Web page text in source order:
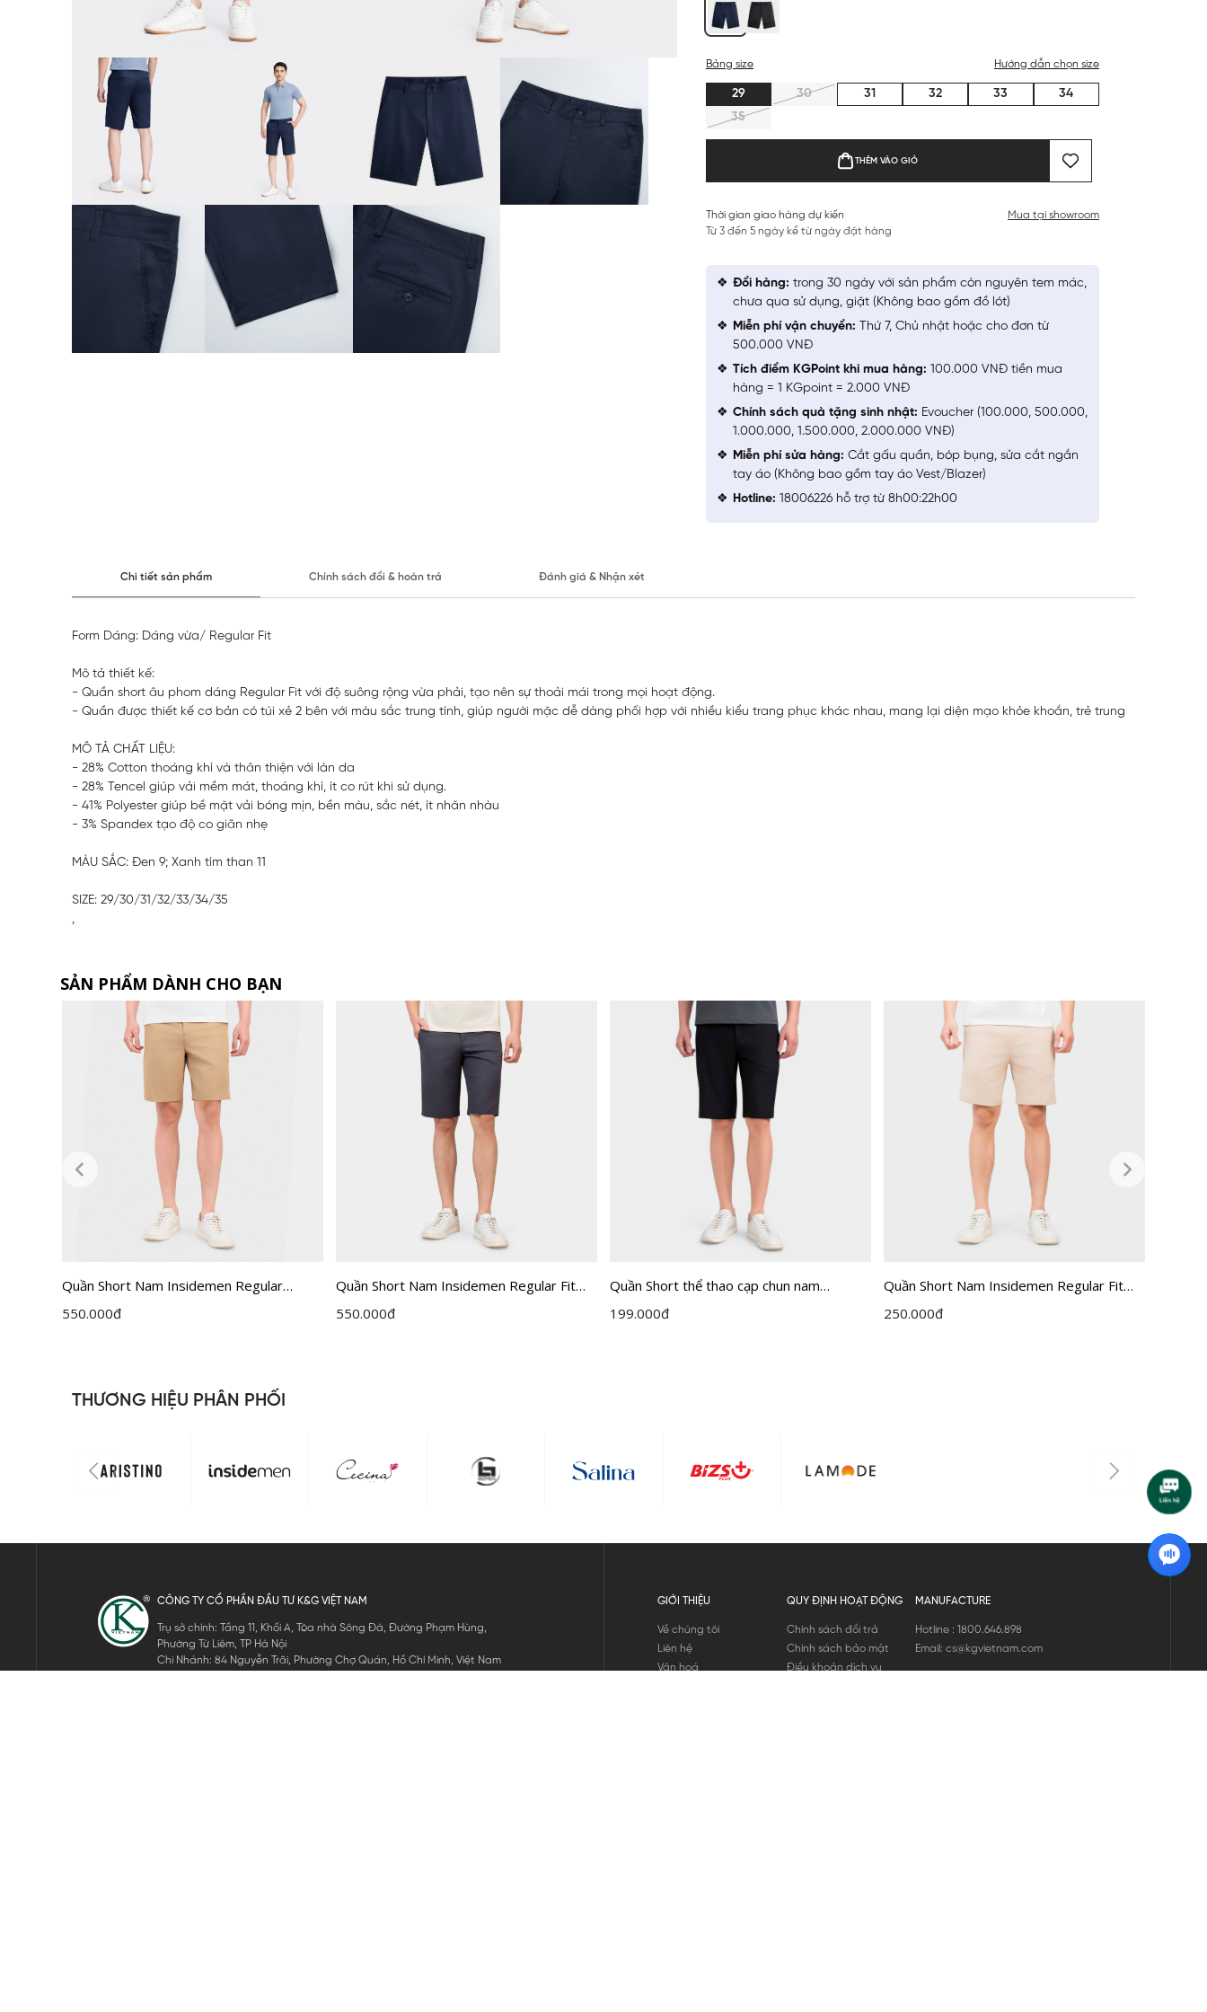
Bảng size Hướng dẫn chọn size
29 30 31 32 33
34
35
THÊM VÀO GIỎ
Thời gian giao hàng dự kiến
Từ 3 đến 5 ngày kể từ ngày đặt hàng
Mua tại showroom
Đổi hàng: trong 30 ngày với sản phẩm còn nguyên tem mác,
chưa qua sử dụng, giặt (Không bao gồm đồ lót)
Miễn phí vận chuyển: Thứ 7, Chủ nhật hoặc cho đơn từ
500.000 VNĐ
Tích điểm KGPoint khi mua hàng: 100.000 VNĐ tiền mua
hàng = 1 KGpoint = 2.000 VNĐ
Chính sách quà tặng sinh nhật: Evoucher (100.000, 500.000,
1.000.000, 1.500.000, 2.000.000 VNĐ)
Miễn phí sửa hàng: Cắt gấu quần, bóp bụng, sửa cắt ngắn
tay áo (Không bao gồm tay áo Vest/Blazer)
Hotline: 18006226 hỗ trợ từ 8h00:22h00
Chi tiết sản phẩm Chính sách đổi & hoàn trả Đánh giá & Nhận xét
Form Dáng: Dáng vừa/ Regular Fit
Mô tả thiết kế:
- Quần short âu phom dáng Regular Fit với độ suông rộng vừa phải, tạo nên sự thoải mái trong mọi hoạt động.
- Quần được thiết kế cơ bản có túi xẻ 2 bên với màu sắc trung tính, giúp người mặc dễ dàng phối hợp với nhiều kiểu trang phục khác nhau, mang lại diện mạo khỏe khoắn, trẻ trung
MÔ TẢ CHẤT LIỆU:
- 28% Cotton thoáng khí và thân thiện với làn da
- 28% Tencel giúp vải mềm mát, thoáng khí, ít co rút khi sử dụng.
- 41% Polyester giúp bề mặt vải bóng mịn, bền màu, sắc nét, ít nhăn nhàu
- 3% Spandex tạo độ co giãn nhẹ
MÀU SẮC: Đen 9; Xanh tím than 11
SIZE: 29/30/31/32/33/34/35
,
SẢN PHẨM DÀNH CHO BẠN
Quần Short Nam Insidemen Regular
ISO164AAH0
550.000đ
Quần Short Nam Insidemen Regular Fit
ISO160AAH0
550.000đ
Quần Short thể thao cạp chun nam
Insidemen dáng Regular Fit ISO036AZ
199.000đ
Quần Short Nam Insidemen Regular Fit
ISO238AH0
250.000đ
THƯƠNG HIỆU PHÂN PHỐI
CÔNG TY CỔ PHẦN ĐẦU TƯ K&G VIỆT NAM
Trụ sở chính: Tầng 11, Khối A, Tòa nhà Sông Đà, Đường Phạm Hùng,
Phường Từ Liêm, TP Hà Nội
Chi Nhánh: 84 Nguyễn Trãi, Phường Chợ Quán, Hồ Chí Minh, Việt Nam
GIỚI THIỆU
Về chúng tôi
Liên hệ
Văn hoá
QUY ĐỊNH HOẠT ĐỘNG
Chính sách đổi trả
Chính sách bảo mật
Điều khoản dịch vụ
MANUFACTURE
Hotline : 1800.646.898
Email: cs@kgvietnam.com